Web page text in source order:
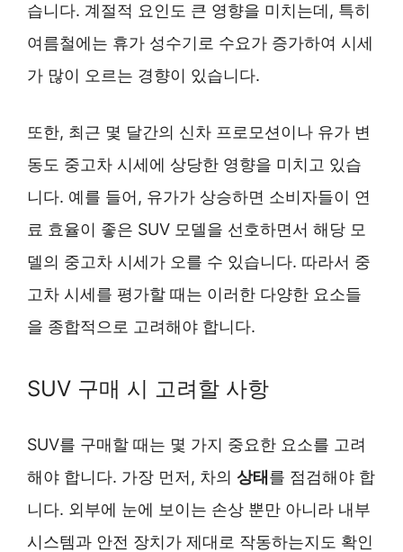
습니다. 계절적 요인도 큰 영향을 미치는데, 특히
여름철에는 휴가 성수기로 수요가 증가하여 시세
가 많이 오르는 경향이 있습니다.
또한, 최근 몇 달간의 신차 프로모션이나 유가 변
동도 중고차 시세에 상당한 영향을 미치고 있습
니다. 예를 들어, 유가가 상승하면 소비자들이 연
료 효율이 좋은 SUV 모델을 선호하면서 해당 모
델의 중고차 시세가 오를 수 있습니다. 따라서 중
고차 시세를 평가할 때는 이러한 다양한 요소들
을 종합적으로 고려해야 합니다.
SUV 구매 시 고려할 사항
SUV를 구매할 때는 몇 가지 중요한 요소를 고려
해야 합니다. 가장 먼저, 차의 상태 를 점검해야 합
니다. 외부에 눈에 보이는 손상 뿐만 아니라 내부
시스템과 안전 장치가 제대로 작동하는지도 확인